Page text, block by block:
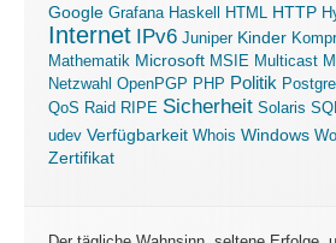
Google Grafana Haskell HTML HTTP
Internet IPv6 Juniper Kinder
Mathematik Microsoft MSIE Multicast
Netzwahl OpenPGP PHP Politik
QoS Raid RIPE Sicherheit Solaris SQL
udev Verfügbarkeit Whois Windows
Zertifikat